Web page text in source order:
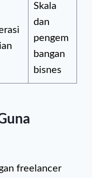
Skala
dan
pengem
bangan
bisnes
freelancer